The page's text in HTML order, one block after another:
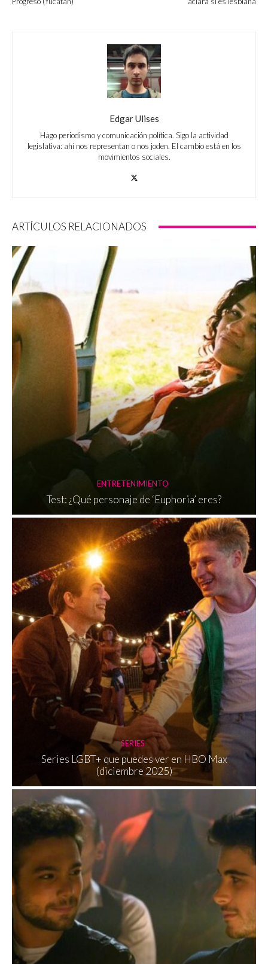
Edgar Ulises
Hago periodismo y comunicación política. Sigo la actividad
legislativa: ahí nos representan o nos joden. El cambio está en los
movimientos sociales.
ARTÍCULOS RELACIONADOS
ENTRETENIMIENTO
Test: ¿Qué personaje de ‘Euphoria’ eres?
SERIES
Series LGBT+ que puedes ver en HBO Max
(diciembre 2025)